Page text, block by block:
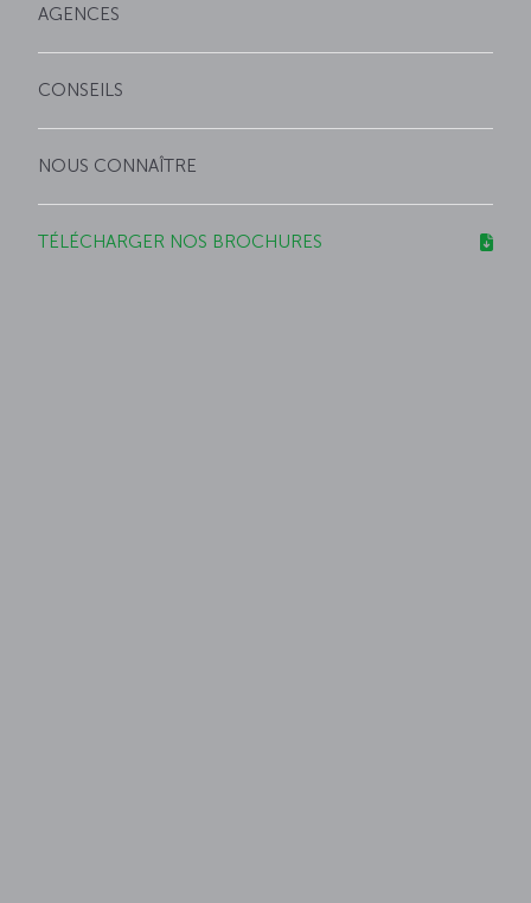
AGENCES
CONSEILS
NOUS CONNAÎTRE
TÉLÉCHARGER NOS BROCHURES